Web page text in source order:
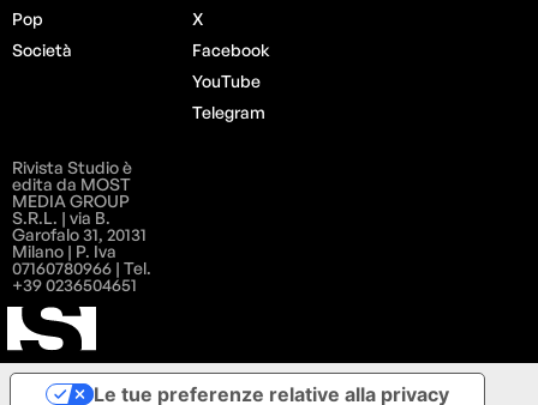
Pop
Società
X
Facebook
YouTube
Telegram
Rivista Studio è
edita da MOST
MEDIA GROUP
S.R.L. | via B.
Garofalo 31, 20131
Milano | P. Iva
07160780966 | Tel.
+39 0236504651
Le tue preferenze relative alla privacy